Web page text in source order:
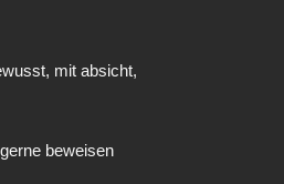
mit absicht,
beweisen